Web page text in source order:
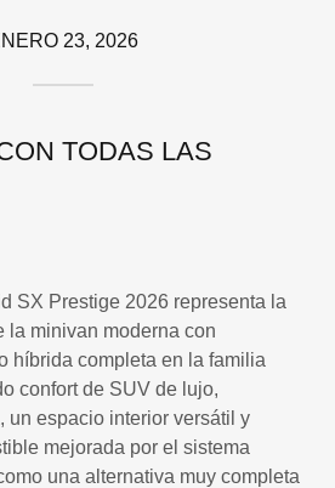
23, 2026
TODAS LAS
SX Prestige 2026 representa la
la minivan moderna con
híbrida completa en la familia
confort de SUV de lujo,
un espacio interior versátil y
mejorada por el sistema
una alternativa muy completa